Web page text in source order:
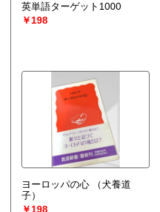
英単語ターゲット1000
￥198
ヨーロッパの心
（犬養道
子）
￥198